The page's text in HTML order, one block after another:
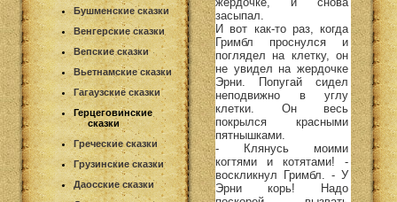
Бушменские сказки
Венгерские сказки
Вепские сказки
Вьетнамские сказки
Гагаузские сказки
Герцеговинские
сказки
Греческие сказки
Грузинские сказки
Даосские сказки
засыпал.
И вот как-то раз, когда
Гримбл проснулся и
поглядел на клетку, он
не увидел на жердочке
Эрни. Попугай сидел
неподвижно в углу
клетки. Он весь
покрылся красными
пятнышками.
- Клянусь моими
когтями и котятами! -
воскликнул Гримбл. - У
Эрни корь! Надо